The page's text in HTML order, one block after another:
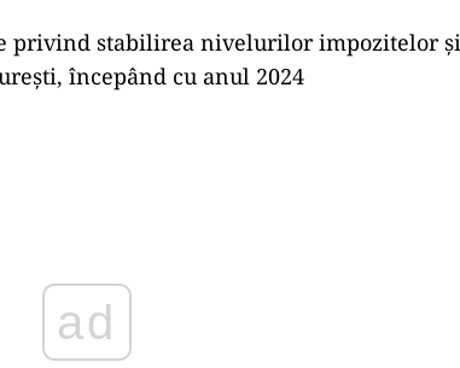
privind stabilirea nivelurilor impozitelor și
începând cu anul 2024
ad